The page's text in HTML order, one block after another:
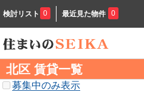
検討リスト 0 最近見た物件 0
北区 賃貸一覧
募集中のみ表示